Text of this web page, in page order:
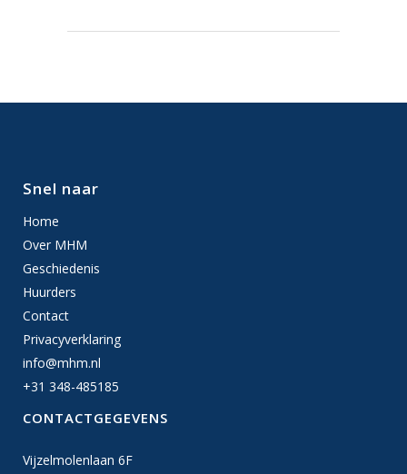
Snel naar
Home
Over MHM
Geschiedenis
Huurders
Contact
Privacyverklaring
info@mhm.nl
+31 348-485185
CONTACTGEGEVENS
Vijzelmolenlaan 6F